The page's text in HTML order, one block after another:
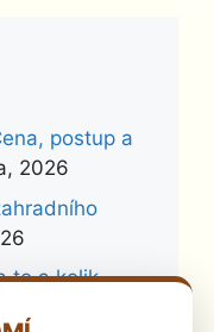
postup a
2026
to a kolik